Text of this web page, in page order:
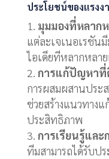
ประโยชน์ของแรงง
มุมมองที่หลาก
แต่ละเจเนอเรชัน
ไอเดียทีหลากหลา
การแก้ปัญหา
การผสมผสานปร
ช่วยสร้างแนวทาง
ประสิทธิภาพ
การเรียนรู้แล
ทีมสามารถได้รับป